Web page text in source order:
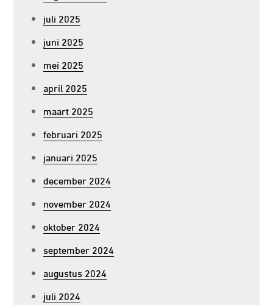
juli 2025
juni 2025
mei 2025
april 2025
maart 2025
februari 2025
januari 2025
december 2024
november 2024
oktober 2024
september 2024
augustus 2024
juli 2024